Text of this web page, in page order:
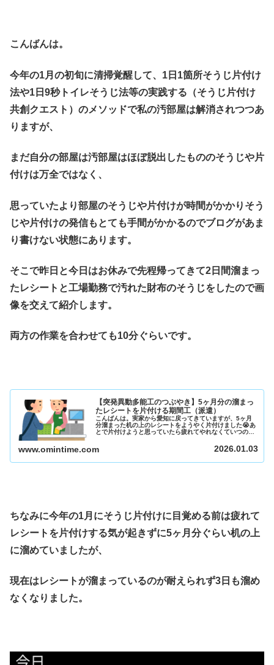
こんばんは。
今年の1月の初旬に清掃覚醒して、1日1箇所そうじ片付け
法や1日9秒トイレそうじ法等の実践する（そうじ片付け
共創クエスト）のメソッドで私の汚部屋は解消されつつあ
りますが、
まだ自分の部屋は汚部屋はほぼ脱出したもののそうじや片
付けは万全ではなく、
思っていたより部屋のそうじや片付けが時間がかかりそう
じや片付けの発信もとても手間がかかるのでブログがあま
り書けない状態にあります。
そこで昨日と今日はお休みで先程帰ってきて2日間溜まっ
たレシートと工場勤務で汚れた財布のそうじをしたので画
像を交えて紹介します。
両方の作業を合わせても10分ぐらいです。
【突発異動多能工のつぶやき】5ヶ月分の溜まっ
たレシートを片付ける期間工（派遣）
こんばんは。実家から愛知に戻ってきていますが、5ヶ月
分溜まった机の上のレシートをようやく片付けました😭あ
とで片付けようと思っていたら疲れてやれなくていつの間
www.omintime.com 2026.01.03
ちなみに今年の1月にそうじ片付けに目覚める前は疲れて
レシートを片付けする気が起きずに5ヶ月分ぐらい机の上
に溜めていましたが、
現在はレシートが溜まっているのが耐えられず3日も溜め
なくなりました。